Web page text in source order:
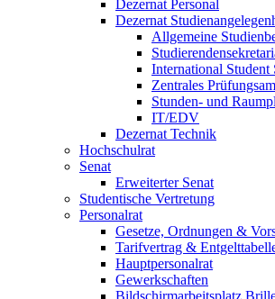
Dezernat Personal
Dezernat
Allgemeine
International Student
Zentrales
Stunden- und
IT/EDV
Dezernat Technik
Hochschulrat
Senat
Erweiterter Senat
Studentische Vertretung
Personalrat
Gesetze, Ordnungen &
Tarifvertrag &
Hauptpersonalrat
Gewerkschaften
Bildschirmarbeitsplatz